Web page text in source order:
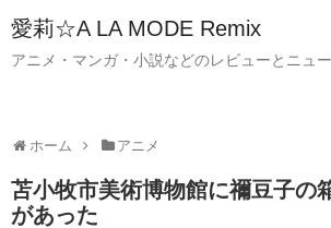
愛莉☆A LA MODE Remix
アニメ・マンガ・小説などのレビューとニュ
ホーム アニメ
苫小牧市美術博物館に禰豆子の
があった